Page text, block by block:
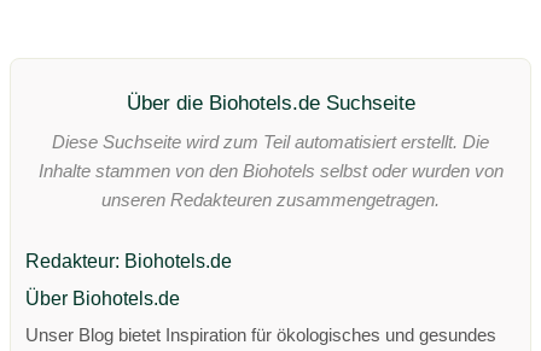
Über die Biohotels.de Suchseite
Diese Suchseite wird zum Teil automatisiert erstellt. Die
Inhalte stammen von den Biohotels selbst oder wurden von
unseren Redakteuren zusammengetragen.
Redakteur: Biohotels.de
Über Biohotels.de
Unser Blog bietet Inspiration für ökologisches und gesundes